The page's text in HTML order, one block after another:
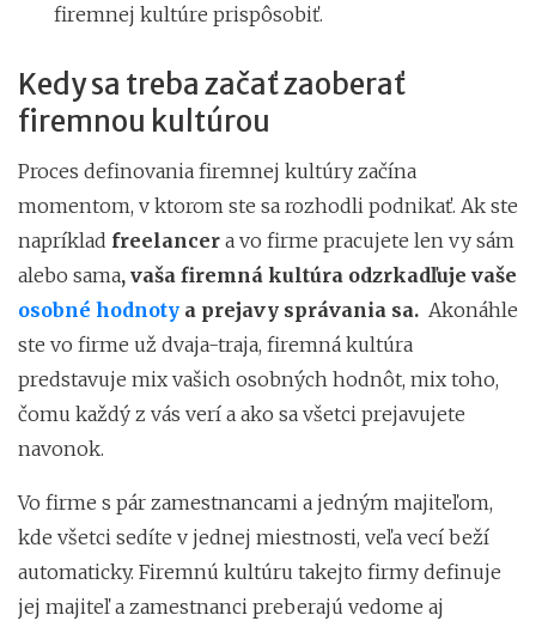
firemnej kultúre prispôsobiť.
Kedy sa treba začať zaoberať
firemnou kultúrou
Proces definovania firemnej kultúry začína
momentom, v ktorom ste sa rozhodli podnikať. Ak ste
napríklad freelancer a vo firme pracujete len vy sám
alebo sama, vaša firemná kultúra odzrkadľuje vaše
osobné hodnoty a prejavy správania sa. Akonáhle
ste vo firme už dvaja-traja, firemná kultúra
predstavuje mix vašich osobných hodnôt, mix toho,
čomu každý z vás verí a ako sa všetci prejavujete
navonok.
Vo firme s pár zamestnancami a jedným majiteľom,
kde všetci sedíte v jednej miestnosti, veľa vecí beží
automaticky. Firemnú kultúru takejto firmy definuje
jej majiteľ a zamestnanci preberajú vedome aj